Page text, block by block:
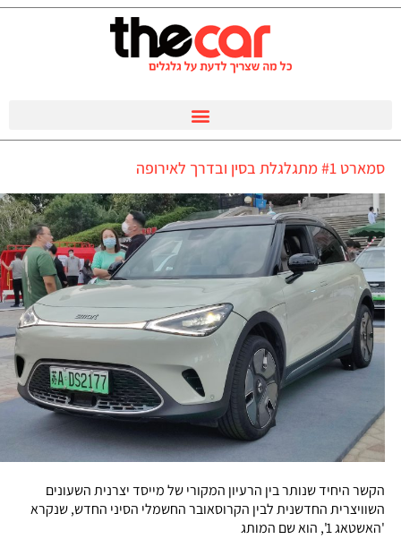
סמארט #1 מתגלגלת בסין ובדרך לאירופה
הקשר היחיד שנותר בין הרעיון המקורי של מייסד יצרנית השעונים
השוויצרית החדשנית לבין הקרוסאובר החשמלי הסיני החדש, שנקרא
'האשטאג 1', הוא שם המותג